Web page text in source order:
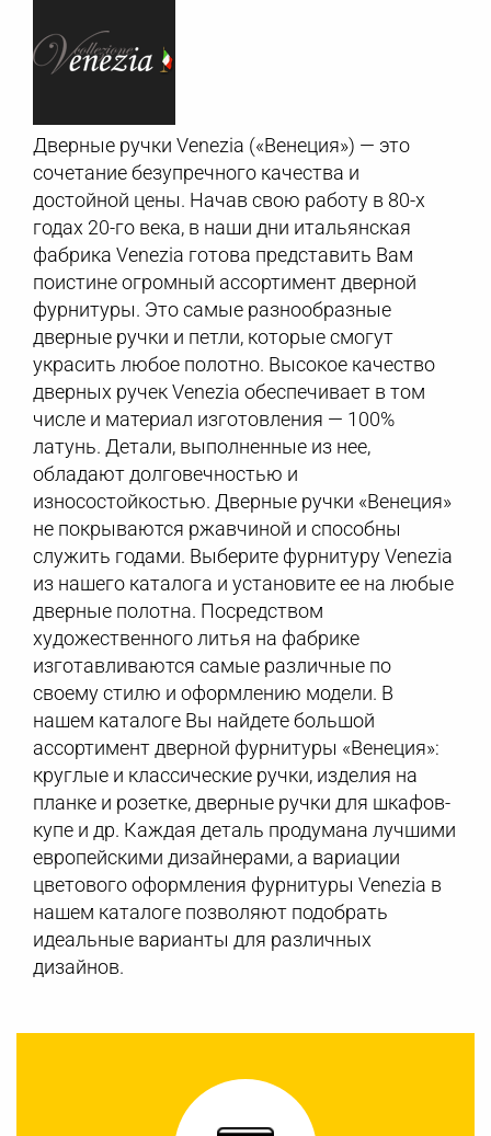
Дверные ручки Venezia («Венеция») — это
сочетание безупречного качества и
достойной цены. Начав свою работу в 80-х
годах 20-го века, в наши дни итальянская
фабрика Venezia готова представить Вам
поистине огромный ассортимент дверной
фурнитуры. Это самые разнообразные
дверные ручки и петли, которые смогут
украсить любое полотно. Высокое качество
дверных ручек Venezia обеспечивает в том
числе и материал изготовления — 100%
латунь. Детали, выполненные из нее,
обладают долговечностью и
износостойкостью. Дверные ручки «Венеция»
не покрываются ржавчиной и способны
служить годами. Выберите фурнитуру Venezia
из нашего каталога и установите ее на любые
дверные полотна. Посредством
художественного литья на фабрике
изготавливаются самые различные по
своему стилю и оформлению модели. В
нашем каталоге Вы найдете большой
ассортимент дверной фурнитуры «Венеция»:
круглые и классические ручки, изделия на
планке и розетке, дверные ручки для шкафов-
купе и др. Каждая деталь продумана лучшими
европейскими дизайнерами, а вариации
цветового оформления фурнитуры Venezia в
нашем каталоге позволяют подобрать
идеальные варианты для различных
дизайнов.